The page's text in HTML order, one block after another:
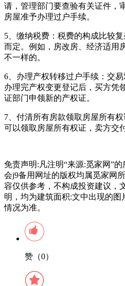
请，管理部门要查验有关证件，
房屋准予办理过户手续。
‌5、缴纳税费‌：税费的构成比较
而定。例如，房改房、经济适用
不一样的。
‌6、办理产权转移过户手续‌：交
办理完产权变更登记后，买方凭
证部门申领新的产权证。
‌7、付清所有房款领取房屋所有
可以领取房屋所有权证，卖方交
免责声明:凡注明“来源:觅家网”
会j9备用网址的版权均属觅家网
容仅供参考，不构成投资建议，
明，均为建筑面积:文中出现的
情况为准。
赞（0）